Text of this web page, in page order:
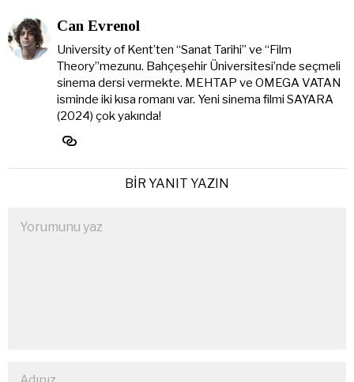
Can Evrenol
University of Kent’ten “Sanat Tarihi” ve “Film
Theory”mezunu. Bahçeşehir Üniversitesi’nde seçmeli
sinema dersi vermekte. MEHTAP ve OMEGA VATAN
isminde iki kısa romanı var. Yeni sinema filmi SAYARA
(2024) çok yakında!
BIR YANIT YAZIN